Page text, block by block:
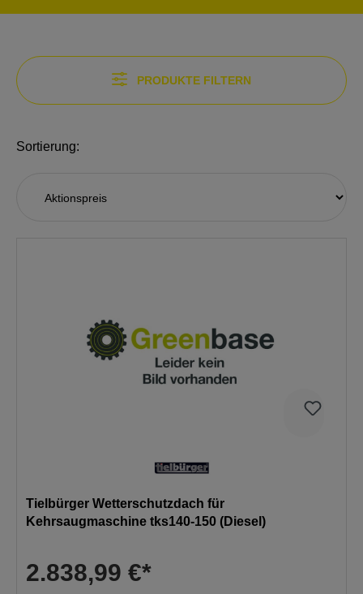
PRODUKTE FILTERN
Sortierung:
Tielbürger Wetterschutzdach für
Kehrsaugmaschine tks140-150 (Diesel)
2.838,99 €*